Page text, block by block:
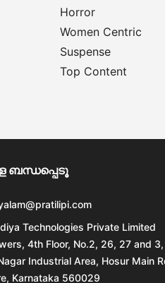
Horror
Women Centric
Suspense
Top Content
ബന്ധപ്പെടൂ
Technologies Private Limited
4th Floor, No.2, 26, 27 and 3,
Industrial Area, Hosur Main
Karnataka 560029